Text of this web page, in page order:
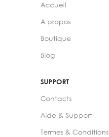
Accueil
A propos
Boutique
Blog
SUPPORT
Contacts
Aide & Support
Termes & Conditions